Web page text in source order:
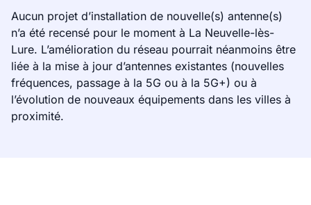
Aucun projet d’installation de nouvelle(s) antenne(s)
n’a été recensé pour le moment à La Neuvelle-lès-
Lure. L’amélioration du réseau pourrait néanmoins être
liée à la mise à jour d’antennes existantes (nouvelles
fréquences, passage à la 5G ou à la 5G+) ou à
l’évolution de nouveaux équipements dans les villes à
proximité.